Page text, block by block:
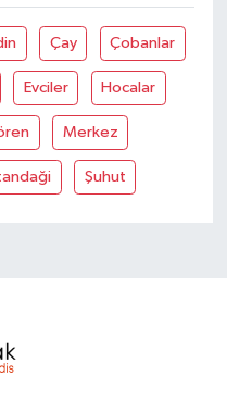
Çay Çobanlar
Evciler Hocalar
Merkez
Şuhut